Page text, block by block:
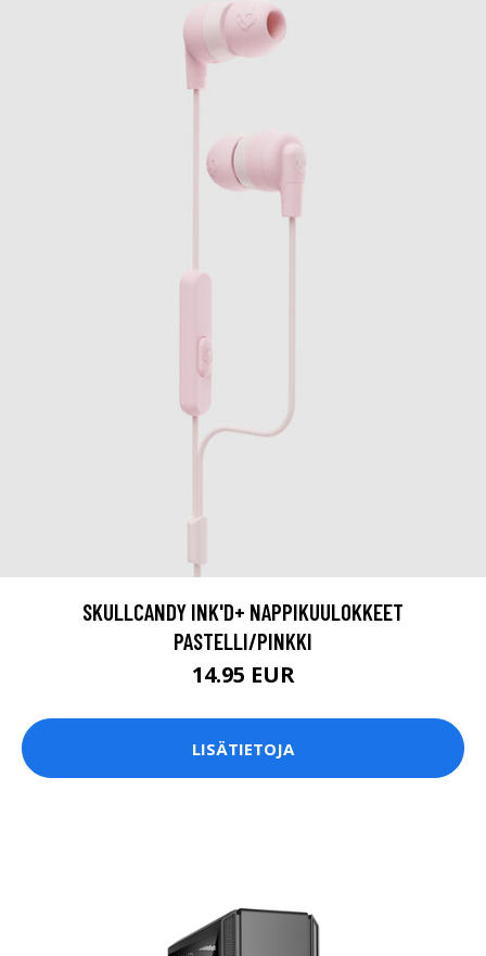
SKULLCANDY INK'D+ NAPPIKUULOKKEET
PASTELLI/PINKKI
14.95 EUR
LISÄTIETOJA